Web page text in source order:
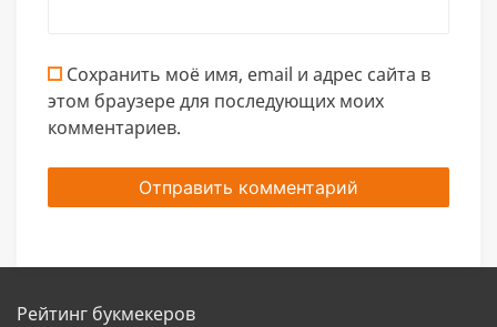
Сохранить моё имя, email и адрес сайта в
этом браузере для последующих моих
комментариев.
Рейтинг букмекеров